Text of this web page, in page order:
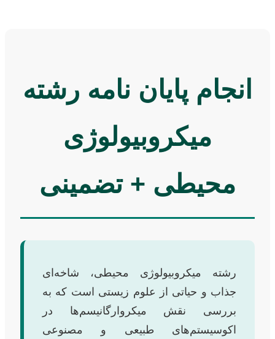
انجام پایان نامه رشته
میکروبیولوژی
محیطی + تضمینی
رشته میکروبیولوژی محیطی، شاخه‌ای
جذاب و حیاتی از علوم زیستی است که به
بررسی نقش میکروارگانیسم‌ها در
اکوسیستم‌های طبیعی و مصنوعی